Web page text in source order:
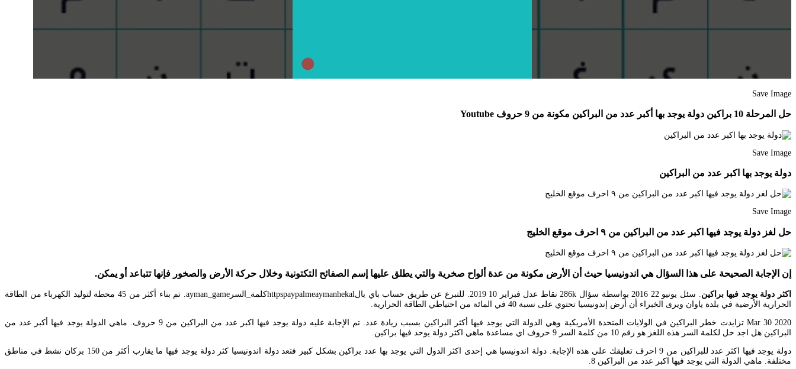
Save Image
حل المرحلة 10 براكين دولة يوجد بها أكبر عدد من البراكين مكونة من 9 حروف Youtube
Save Image
دولة يوجد بها اكبر عدد من البراكين
Save Image
حل لغز دولة يوجد فيها اكبر عدد من البراكين من ٩ احرف موقع الخليج
إن الإجابة الصحيحة على هذا السؤال هي اندونيسيا حيث أن الأرض مكونة من عدة ألواح صخرية والتي يطلق عليها إسم الصفائح التكتونية وخلال حركة الأرض والصخور فإنها تتباعد أو يمكن.
اكثر دولة يوجد فيها براكين
. سئل يونيو 22 2016 بواسطة سؤال 286k نقاط عدل فبراير 10 2019. للتبرع عن طريق حساب باي بالhttpspaypalmeaymanhekalكلمة_السرayman_game. تم بناء أكثر من 45 محطة لتوليد الكهرباء من الطاقة
الحرارية الأرضية في بلدة ياوان ويرى الخبراء أن أرض إندونيسيا تحتوي على نسبة 40 في المائة من احتياطي الطاقة الحرارية.
Mar 30 2020 تزايدت خطر البراكين في الولايات المتحدة الأمريكية وهي الدولة التي يوجد فيها أكثر البراكين بسبب زيادة عدد. تم الإجابة عليه دولة يوجد فيها اكبر عدد من البراكين من 9 حروف. ماهي الدولة يوجد فيها أكبر عدد من
البراكين هل اجد حل لكلمة السر هذه اللغز هو رقم 10 من كلمة السر 9 حروف اي مساعدة ماهي اكثر دولة يوحد فيها براكين.
دولة يوجد فيها اكثر عدد للبراكين من 9 احرف تعليقك على هذه الإجابة. دولة اندونيسيا هي إحدى اكثر الدول التي يوجد بها عدد براكين بشكل كبير فتعد دولة اندونيسيا كثر دولة يوجد فيها ما يقارب أكثر من 150 بركان نشط في مناطق
مختلفة. ماهي الدولة التي يوجد فيها اكبر عدد من البراكين 8.